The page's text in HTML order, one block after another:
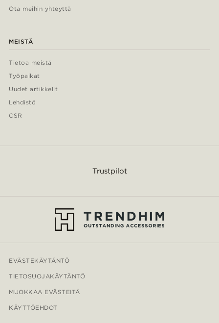
Ota meihin yhteyttä
MEISTÄ
Tietoa meistä
Työpaikat
Uudet artikkelit
Lehdistö
CSR
Trustpilot
EVÄSTEKÄYTÄNTÖ
TIETOSUOJAKÄYTÄNTÖ
MUOKKAA EVÄSTEITÄ
KÄYTTÖEHDOT